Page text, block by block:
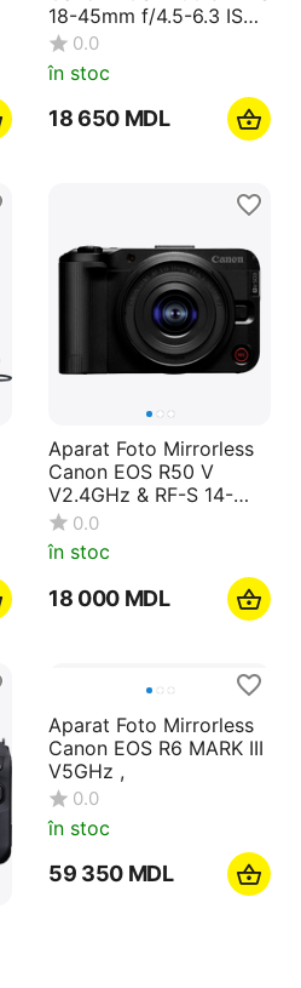
18-45mm f/4.5-6.3 IS
STM & RF-S 55-210mm
f/5-7.1 IS STM KIT
0.0
în stoc
18 650 MDL
Aparat Foto Mirrorless
Canon EOS R50 V
V2.4GHz & RF-S 14-
30mm f/4-6.3 STM
0.0
în stoc
18 000 MDL
Aparat Foto Mirrorless
Canon EOS R6 MARK III
V5GHz ,
0.0
în stoc
59 350 MDL